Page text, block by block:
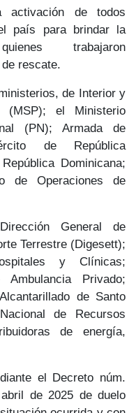
activación de todos
país
para brindar la
trabajaron
rescate.
de Interior y
(MSP); el Ministerio
(PN); Armada de
de República
Dominicana;
de Operaciones de
General de
Terrestre (Digesett);
y Clínicas;
Privado;
de Santo
de Recursos
de energía,
el Decreto núm.
de 2025 de duelo